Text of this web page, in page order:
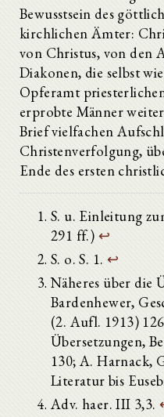
Bewusstsein des
kirchlichen Ämter:
von Christus, von den
Diakonen, die selbst
Opferamt
erprobte Männer
Brief vielfachen
Christenverfolgung,
Ende des ersten
S. u. Einleitung
291 ff.) ↩
S. o. S. 1. ↩
Näheres über die
Bardenhewer,
(2. Aufl. 1913)
Übersetzungen,
130; A. Harnack,
Literatur bis
Adv. haer. III 3,3.